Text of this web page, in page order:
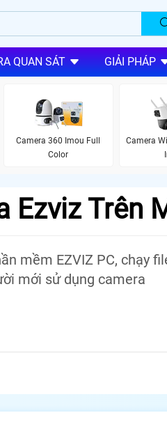
QUAN SÁT GIẢI PHÁP
Camera 360 Imou Full
Color
Camera
Ezviz Trên
mềm EZVIZ PC, chạy
mới sử dụng camera